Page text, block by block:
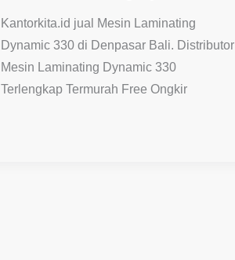
Kantorkita.id jual Mesin Laminating
Dynamic 330 di Denpasar Bali. Distributor
Mesin Laminating Dynamic 330
Terlengkap Termurah Free Ongkir